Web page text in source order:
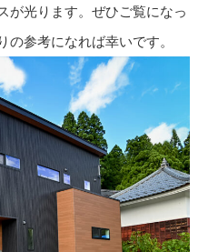
が光ります。ぜひご覧になっ
参考になれば幸いです。